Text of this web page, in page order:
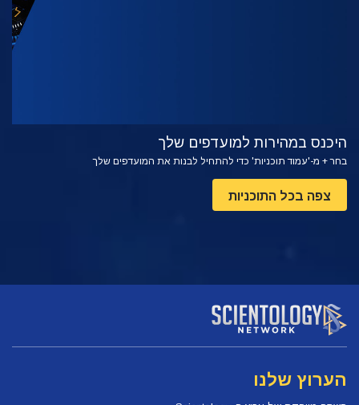
היכנס במהירות למועדפים שלך
בחר + מ-'עמוד תוכניות' כדי להתחיל לבנות את המועדפים שלך
צפה בכל התוכניות
הערוץ שלנו